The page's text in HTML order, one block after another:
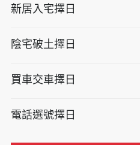
新居入宅擇日
陰宅破土擇日
買車交車擇日
電話選號擇日